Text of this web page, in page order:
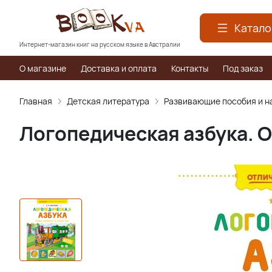
Интернет-магазин книг на русском языке в Австралии
О магазине Доставка и оплата Контакты Под заказ
Главная Детская литература Развивающие пособия и
Логопедическая азбука.